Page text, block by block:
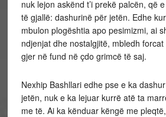
nuk lejon askënd t’i prekë palcën, që
të gjallë: dashurinë për jetën. Edhe
mbulon plogështia apo pesimizmi, ai
ndjenjat dhe nostalgjitë, mbledh
gjer në fund në çdo grimcë të saj.
Nexhip Bashllari edhe pse e ka
jetën, nuk e ka lejuar kurrë atë ta
me të. Ai ka kënduar këngë me